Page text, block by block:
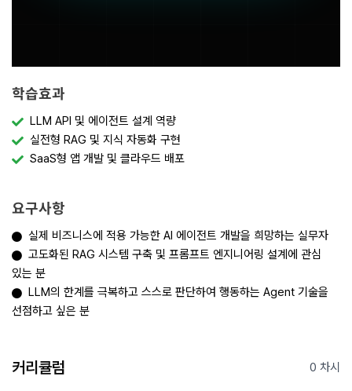
학습효과
LLM API 및 에이전트 설계 역량
실전형 RAG 및 지식 자동화 구현
SaaS형 앱 개발 및 클라우드 배포
요구사항
실제 비즈니스에 적용 가능한 AI 에이전트 개발을 희망하는 실무자
고도화된 RAG 시스템 구축 및 프롬프트 엔지니어링 설계에 관심
있는 분
LLM의 한계를 극복하고 스스로 판단하여 행동하는 Agent 기술을
선점하고 싶은 분
커리큘럼 0 차시